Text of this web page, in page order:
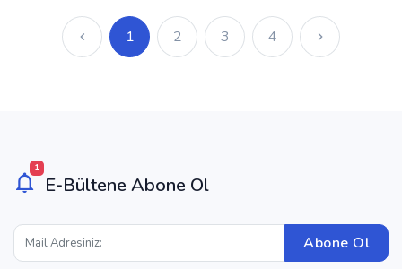
1 2 3 4
1
E-Bültene Abone Ol
Abone Ol